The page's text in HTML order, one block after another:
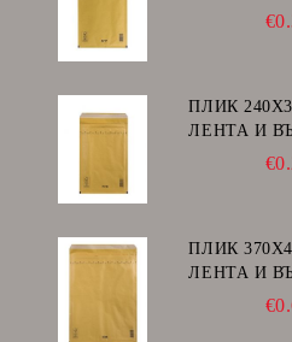
ПЛИК
ЛЕНТА И
ПЛИК
ЛЕНТА И